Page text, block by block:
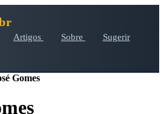
Artigos Sobre
Sugerir
Gomes